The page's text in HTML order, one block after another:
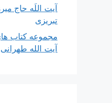
آیت اللَه حاج
تبریزی
مجموعه کتاب
آیت الله طهرانی